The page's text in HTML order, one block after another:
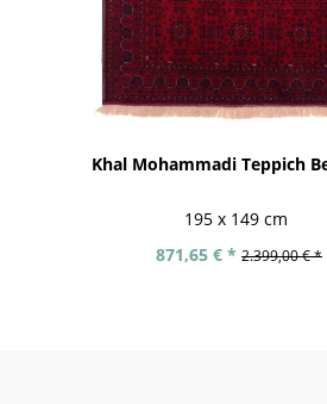
Khal Mohammadi Teppich
195 x 149 cm
871,65 € * 2.399,00 € *